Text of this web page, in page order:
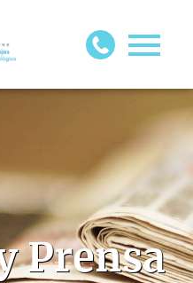
Prensa